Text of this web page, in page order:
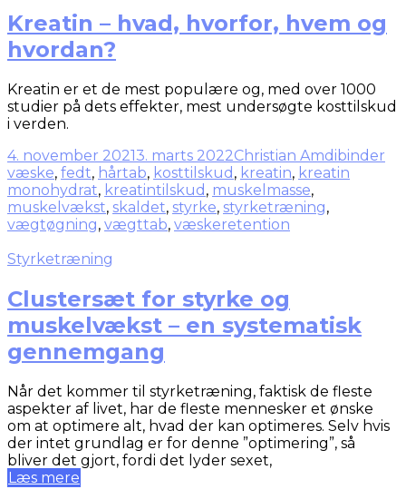
Kreatin – hvad, hvorfor, hvem og
hvordan?
Kreatin er et de mest populære og, med over 1000
studier på dets effekter, mest undersøgte kosttilskud
i verden.
4. november 20213. marts 2022Christian Amdi binder
væske, fedt, hårtab, kosttilskud , kreatin, kreatin
monohydrat, kreatintilskud , muskelmasse,
muskelvækst, skaldet, styrke, styrketræning,
vægtøgning, vægttab, væskeretention
Styrketræning
Clustersæt for styrke og
muskelvækst – en systematisk
gennemgang
Når det kommer til styrketræning, faktisk de fleste
aspekter af livet, har de fleste mennesker et ønske
om at optimere alt, hvad der kan optimeres. Selv hvis
der intet grundlag er for denne ”optimering”, så
bliver det gjort, fordi det lyder sexet,
Læs mere